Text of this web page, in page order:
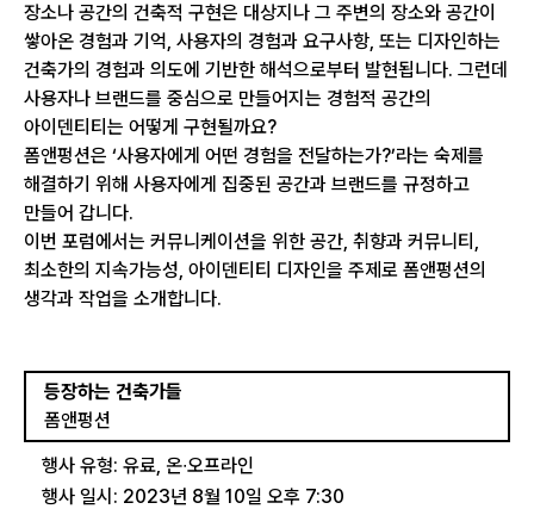
장소나 공간의 건축적 구현은 대상지나 그 주변의 장소와 공간이
쌓아온 경험과 기억, 사용자의 경험과 요구사항, 또는 디자인하는
건축가의 경험과 의도에 기반한 해석으로부터 발현됩니다. 그런데
사용자나 브랜드를 중심으로 만들어지는 경험적 공간의
아이덴티티는 어떻게 구현될까요?
폼앤펑션은 ‘사용자에게 어떤 경험을 전달하는가?’라는 숙제를
해결하기 위해 사용자에게 집중된 공간과 브랜드를 규정하고
만들어 갑니다.
이번 포럼에서는 커뮤니케이션을 위한 공간, 취향과 커뮤니티,
최소한의 지속가능성, 아이덴티티 디자인을 주제로 폼앤펑션의
생각과 작업을 소개합니다.
등장하는 건축가들
폼앤펑션
행사 유형: 유료, 온∙오프라인
행사 일시: 2023년 8월 10일 오후 7:30